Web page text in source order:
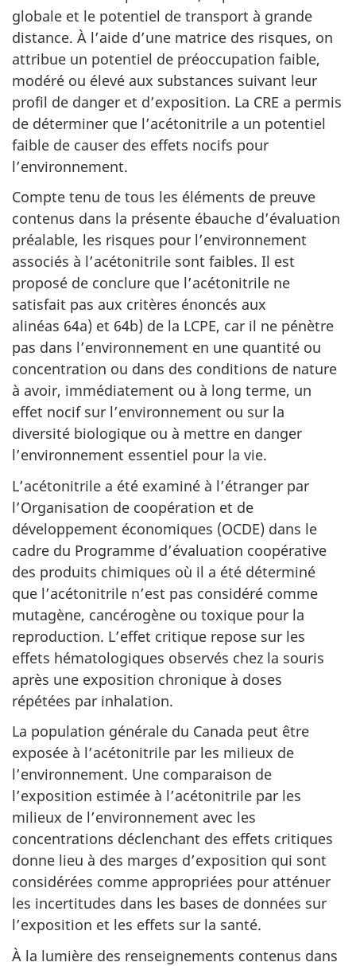
globale et le potentiel de transport à grande
distance. À l’aide d’une matrice des risques, on
attribue un potentiel de préoccupation faible,
modéré ou élevé aux substances suivant leur
profil de danger et d’exposition. La CRE a permis
de déterminer que l’acétonitrile a un potentiel
faible de causer des effets nocifs pour
l’environnement.
Compte tenu de tous les éléments de preuve
contenus dans la présente ébauche d’évaluation
préalable, les risques pour l’environnement
associés à l’acétonitrile sont faibles. Il est
proposé de conclure que l’acétonitrile ne
satisfait pas aux critères énoncés aux
alinéas 64a) et 64b) de la LCPE, car il ne pénètre
pas dans l’environnement en une quantité ou
concentration ou dans des conditions de nature
à avoir, immédiatement ou à long terme, un
effet nocif sur l’environnement ou sur la
diversité biologique ou à mettre en danger
l’environnement essentiel pour la vie.
L’acétonitrile a été examiné à l’étranger par
l’Organisation de coopération et de
développement économiques (OCDE) dans le
cadre du Programme d’évaluation coopérative
des produits chimiques où il a été déterminé
que l’acétonitrile n’est pas considéré comme
mutagène, cancérogène ou toxique pour la
reproduction. L’effet critique repose sur les
effets hématologiques observés chez la souris
après une exposition chronique à doses
répétées par inhalation.
La population générale du Canada peut être
exposée à l’acétonitrile par les milieux de
l’environnement. Une comparaison de
l’exposition estimée à l’acétonitrile par les
milieux de l’environnement avec les
concentrations déclenchant des effets critiques
donne lieu à des marges d’exposition qui sont
considérées comme appropriées pour atténuer
les incertitudes dans les bases de données sur
l’exposition et les effets sur la santé.
À la lumière des renseignements contenus dans